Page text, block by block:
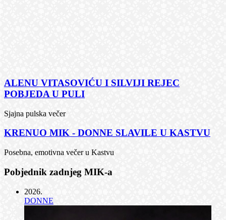
ALENU VITASOVIĆU I SILVIJI REJEC
POBJEDA U PULI
Sjajna pulska večer
KRENUO MIK - DONNE SLAVILE U KASTVU
Posebna, emotivna večer u Kastvu
Pobjednik zadnjeg MIK-a
2026.
DONNE